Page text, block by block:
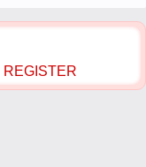
REGISTER